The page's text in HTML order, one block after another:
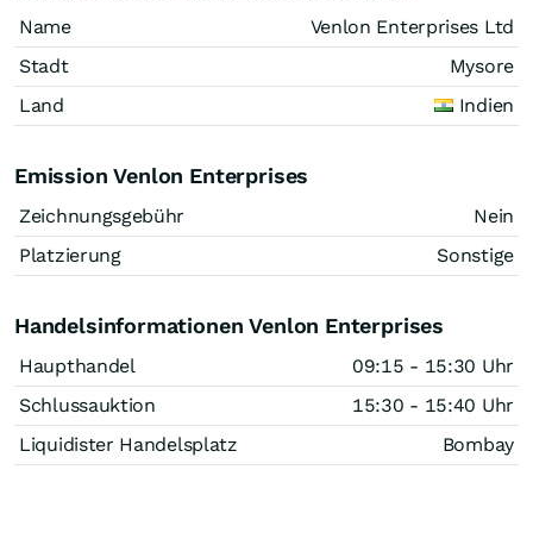
Name
Venlon Enterprises Ltd
Stadt
Mysore
Land
Indien
Emission Venlon Enterprises
Zeichnungsgebühr
Nein
Platzierung
Sonstige
Handelsinformationen Venlon Enterprises
Haupthandel
09:15 - 15:30 Uhr
Schlussauktion
15:30 - 15:40 Uhr
Liquidister Handelsplatz
Bombay